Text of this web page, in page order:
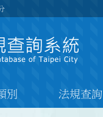
別 法規查詢